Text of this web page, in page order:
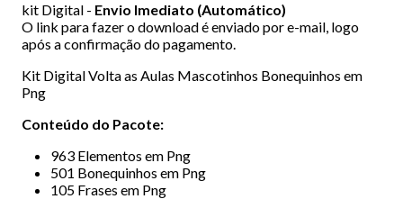
kit Digital - Envio Imediato (Automático)
O link para fazer o download é enviado por e-mail, logo
após a confirmação do pagamento.
Kit Digital Volta as Aulas Mascotinhos Bonequinhos em
Png
Conteúdo do Pacote:
963 Elementos em Png
501 Bonequinhos em Png
105 Frases em Png